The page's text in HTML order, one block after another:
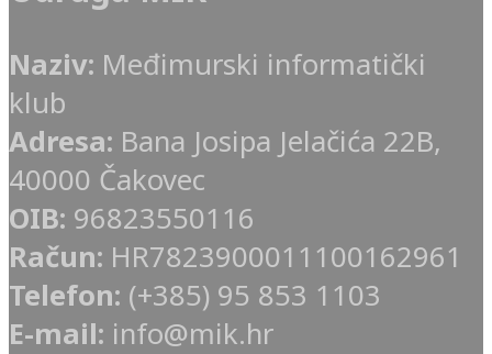
Naziv: Međimurski informatički
klub
Adresa: Bana Josipa Jelačića 22B,
40000 Čakovec
OIB: 96823550116
Račun: HR7823900011100162961
Telefon: (+385) 95 853 1103
E-mail: info@mik.hr